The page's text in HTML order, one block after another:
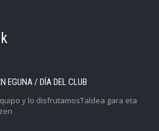
EGUNA / DÍA DEL CLUB
y lo disfrutamosTaldea gara eta